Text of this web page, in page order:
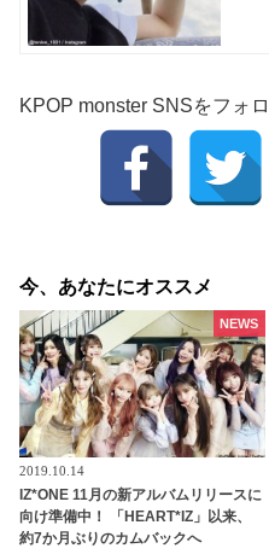
KPOP monster SNSをフォロ
今、あなたにオススメ
2019.10.14
IZ*ONE 11月の新アルバムリリースに
向け準備中！ 「HEART*IZ」以来、
約7か月ぶりのカムバックへ
NEWS